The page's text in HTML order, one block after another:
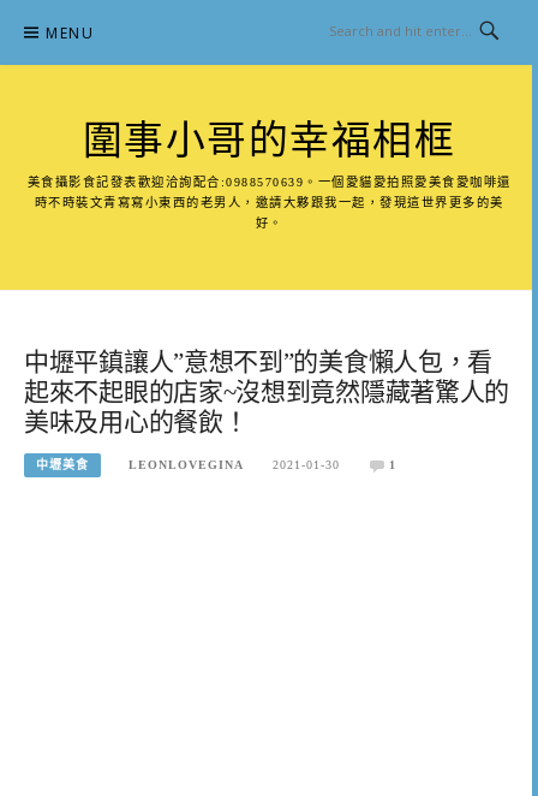
content
MENU
圍事小哥的幸福相框
美食攝影食記發表歡迎洽詢配合:0988570639。一個愛貓愛拍照愛美食愛咖啡還
時不時裝文青寫寫小東西的老男人，邀請大夥跟我一起，發現這世界更多的美
好。
中壢平鎮讓人”意想不到”的美食懶人包，看
起來不起眼的店家~沒想到竟然隱藏著驚人的
美味及用心的餐飲！
中壢美食 LEONLOVEGINA 2021-01-30 1